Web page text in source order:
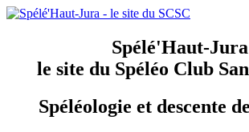
Spélé'Haut-Jura
le site du Spéléo Club
Spéléologie et descente